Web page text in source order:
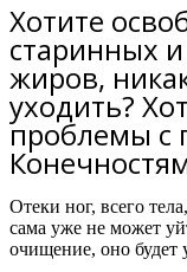
Хотите
старинных
жиров,
уходить?
проблемы с
Отеки ног, всего
сама уже не может
очищение, оно будет